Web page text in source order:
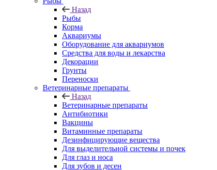
Назад
Рыбы
Корма
Аквариумы
Оборудование для аквариумов
Средства для воды и лекарства
Декорации
Грунты
Переноски
Ветеринарные препараты
Назад
Ветеринарные препараты
Антибиотики
Вакцины
Витаминные препараты
Дезинфицирующие вещества
Для выделительной системы и почек
Для глаз и носа
Для зубов и десен